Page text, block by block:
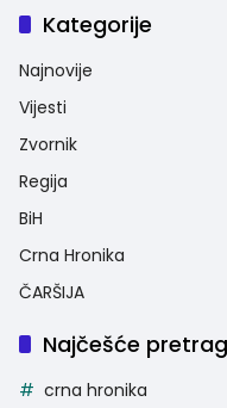
Kategorije
Najnovije
Vijesti
Zvornik
Regija
BiH
Crna Hronika
ČARŠIJA
Najčešće
crna hronika